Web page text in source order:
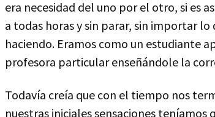
era necesidad del uno por el otro, si es
a todas horas y sin parar, sin importar
haciendo. Eramos como un estudiante
profesora particular enseñándole la
Todavía creía que con el tiempo nos
nuestras iniciales sensaciones